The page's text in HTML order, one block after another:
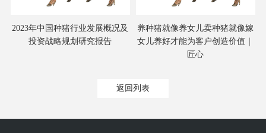
2023年中国种猪行业发展概况及
投资战略规划研究报告
养种猪就像养女儿卖种猪就像嫁
女儿养好才能为客户创造价值｜
匠心
返回列表